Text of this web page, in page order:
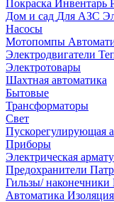
Покраска Инвентарь
Дом и сад Для АЗС
Насосы
Мотопомпы
Электродвигатели
Электротовары
Шахтная автоматика
Бытовые
Трансформаторы
Свет
Пускорегулирующая
Приборы
Электрическая
Предохранители
Гильзы/ наконечники
Автоматика Изоляция